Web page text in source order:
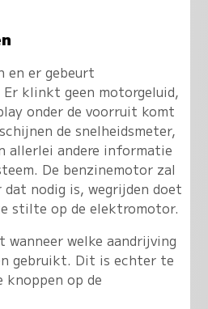
en er gebeurt
klinkt geen motorgeluid,
onder de voorruit komt
de snelheidsmeter,
allerlei andere informatie
De benzinemotor zal
nodig is, wegrijden doet
stilte op de elektromotor.
wanneer welke aandrijving
gebruikt. Dit is echter te
knoppen op de